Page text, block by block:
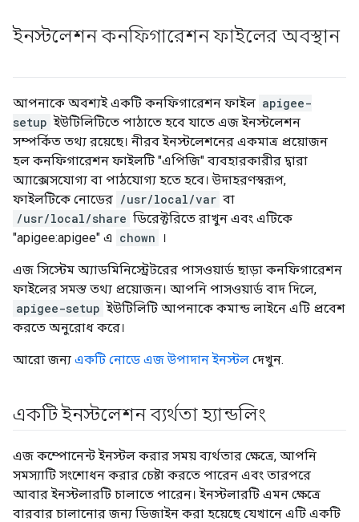
ইনস্টলেশন কনফিগারেশন ফাইলের অবস্থান
আপনাকে অবশ্যই একটি কনফিগারেশন ফাইল apigee-
setup ইউটিলিটিতে পাঠাতে হবে যাতে এজ ইনস্টলেশন
সম্পর্কিত তথ্য রয়েছে। নীরব ইনস্টলেশনের একমাত্র প্রয়োজন
হল কনফিগারেশন ফাইলটি "এপিজি" ব্যবহারকারীর দ্বারা
অ্যাক্সেসযোগ্য বা পাঠযোগ্য হতে হবে। উদাহরণস্বরূপ,
ফাইলটিকে নোডের /usr/local/var বা
/usr/local/share ডিরেক্টরিতে রাখুন এবং এটিকে
"apigee:apigee" এ chown ।
এজ সিস্টেম অ্যাডমিনিস্ট্রেটরের পাসওয়ার্ড ছাড়া কনফিগারেশন
ফাইলের সমস্ত তথ্য প্রয়োজন। আপনি পাসওয়ার্ড বাদ দিলে,
apigee-setup ইউটিলিটি আপনাকে কমান্ড লাইনে এটি প্রবেশ
করতে অনুরোধ করে।
আরো জন্য একটি নোডে এজ উপাদান ইনস্টল দেখুন.
একটি ইনস্টলেশন ব্যর্থতা হ্যান্ডলিং
এজ কম্পোনেন্ট ইনস্টল করার সময় ব্যর্থতার ক্ষেত্রে, আপনি
সমস্যাটি সংশোধন করার চেষ্টা করতে পারেন এবং তারপরে
আবার ইনস্টলারটি চালাতে পারেন। ইনস্টলারটি এমন ক্ষেত্রে
বারবার চালানোর জন্য ডিজাইন করা হয়েছে যেখানে এটি একটি